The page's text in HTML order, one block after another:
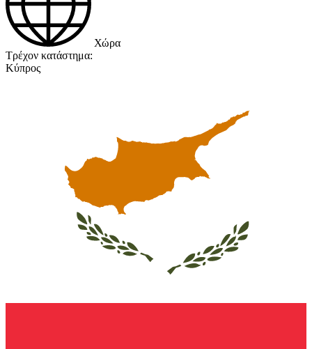
Χώρα
Τρέχον κατάστημα:
Κύπρος